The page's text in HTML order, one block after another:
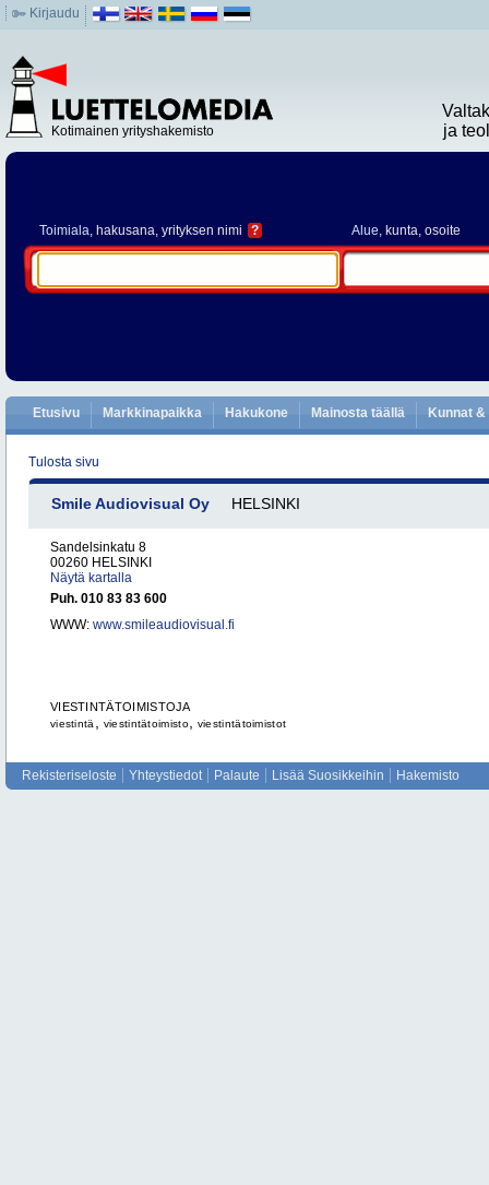
Kirjaudu
Kotimainen yrityshakemisto
ja
Toimiala, hakusana, yrityksen nimi ? Alue, kunta, osoite
Etusivu Markkinapaikka Hakukone Mainosta täällä Kunnat
Tulosta sivu
Smile Audiovisual Oy HELSINKI
Sandelsinkatu 8
00260 HELSINKI
Näytä kartalla
Puh. 010 83 83 600
WWW: www.smileaudiovisual.fi
VIESTINTÄTOIMISTOJA
viestintä viestintätoimisto, viestintätoimistot
Rekisteriseloste Yhteystiedot Palaute Lisää Suosikkeihin Hakemisto